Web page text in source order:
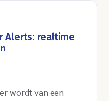
Alerts: realtime
wordt van een